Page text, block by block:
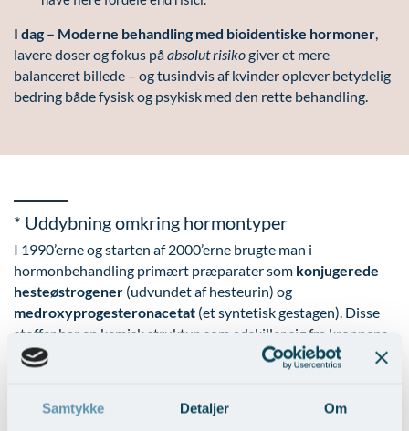
Samtykke Detaljer Om
I dag – Moderne behandling med bioidentiske hormoner
lavere doser og fokus påabsolut risikogiver et mere
balanceret billede – og tusindvis af kvinder oplever betydelig
bedring både fysisk og psykisk med den rette behandling.
* Uddybning omkring hormontyper
I 1990’erne og starten af 2000’erne brugte man i
hormonbehandling primært præparater som konjugerede
hesteøstrogener (udvundet af hesteurin) og
medroxyprogesteronacetat (et syntetisk gestagen). Disse
stoffer har en kemisk struktur, som adskiller sig fra kroppens
egne hormoner, og derfor kan deres effekt og